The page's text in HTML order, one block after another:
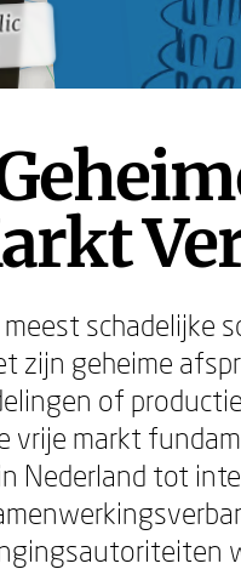
schadelijke
zijn geheime
of
vrije markt
Nederland tot